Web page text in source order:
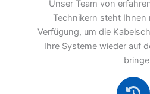
Unser Team von
Technikern steht Ihnen
Verfügung, um die
Ihre Systeme wieder auf